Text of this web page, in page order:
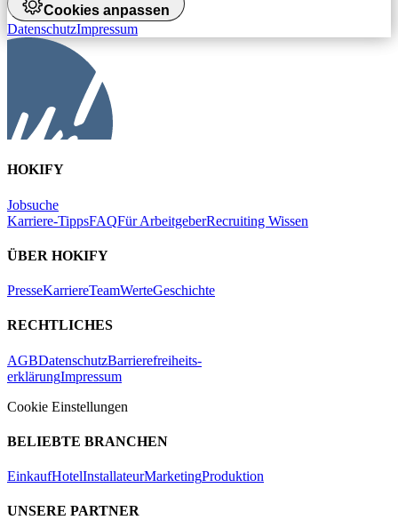
Cookies anpassen
DatenschutzImpressum
HOKIFY
Jobsuche
Karriere-TippsFAQFür ArbeitgeberRecruiting Wissen
ÜBER HOKIFY
PresseKarriereTeamWerteGeschichte
RECHTLICHES
AGBDatenschutzBarrierefreiheits-
erklärungImpressum
Cookie Einstellungen
BELIEBTE BRANCHEN
EinkaufHotelInstallateurMarketingProduktion
UNSERE PARTNER